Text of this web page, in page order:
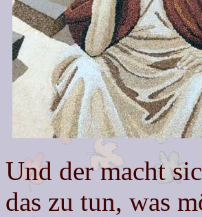
Und der macht
das zu tun, was